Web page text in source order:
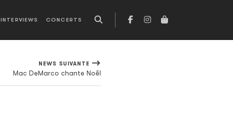
INTERVIEWS CONCERTS
NEWS SUIVANTE
Mac DeMarco chante Noël